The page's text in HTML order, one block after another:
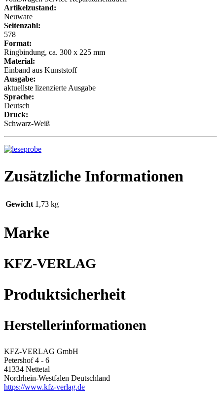
Artikelzustand:
Neuware
Seitenzahl:
578
Format:
Ringbindung, ca. 300 x 225 mm
Material:
Einband aus Kunststoff
Ausgabe:
aktuellste lizenzierte Ausgabe
Sprache:
Deutsch
Druck:
Schwarz-Weiß
Zusätzliche Informationen
Gewicht 1,73 kg
Marke
KFZ-VERLAG
Produktsicherheit
Herstellerinformationen
KFZ-VERLAG GmbH
Petershof 4 - 6
41334 Nettetal
Nordrhein-Westfalen Deutschland
https://www.kfz-verlag.de